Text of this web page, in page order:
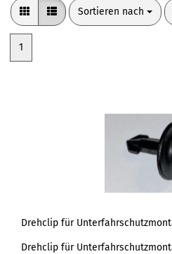
Sortieren nach
Sortieren nach
1
Drehclip für
Drehclip für